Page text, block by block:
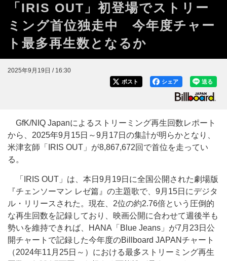
「IRIS OUT」初登場でストリー
ミング首位独走中 今年度チャー
ト最多再生数となるか
2025年9月19日 / 16:30
送る
シェア
ポスト
GfK/NIQ Japanによるストリーミング再生回数レポート
から、2025年9月15日～9月17日の集計が明らかとなり、
米津玄師「IRIS OUT」が8,867,672回で首位を走ってい
る。
「IRIS OUT」は、本日9月19日に全国公開された劇場版
『チェンソーマン レゼ篇』の主題歌で、9月15日にデジタ
ル・リリースされた。現在、2位の約2.76倍という圧倒的
な再生回数を記録しており、映画公開に合わせて週後半も
勢いを維持できれば、HANA「Blue Jeans」が7月23日公
開チャートで記録した今年度のBillboard JAPANチャート
（2024年11月25日～）における最多ストリーミング再生